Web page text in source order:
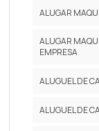
ALUGAR
ALUGAR
EMPRESA
ALUGUEL DE
ALUGUEL DE